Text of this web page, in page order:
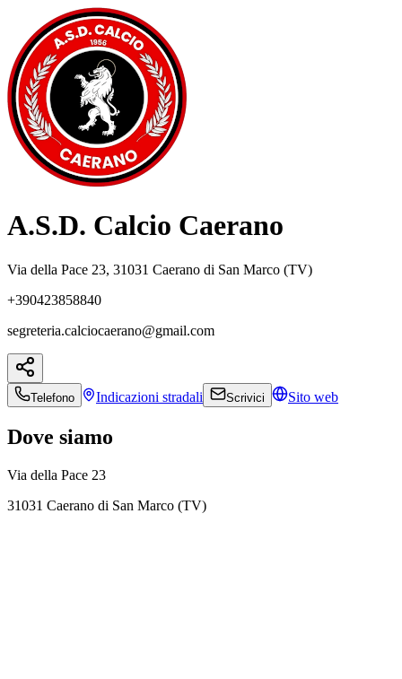
A.S.D. Calcio Caerano
Via della Pace 23, 31031 Caerano di San Marco (TV)
+390423858840
segreteria.calciocaerano@gmail.com
Telefono Indicazioni stradali Scrivici Sito web
Dove siamo
Via della Pace 23
31031 Caerano di San Marco (TV)